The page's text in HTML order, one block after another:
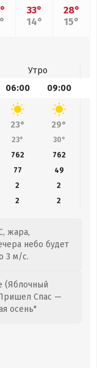
33°
14°
28°
15°
Утро
06:00 09:00
23° 29°
23° 30°
762 762
77
49
2
2
2 2
жара,
небо будет
3 м/с.
(Яблочный
Спас —
осень"